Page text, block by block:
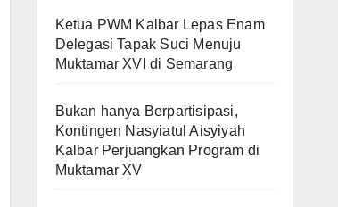
Ketua PWM Kalbar Lepas Enam
Delegasi Tapak Suci Menuju
Muktamar XVI di Semarang
Bukan hanya Berpartisipasi,
Kontingen Nasyiatul Aisyiyah
Kalbar Perjuangkan Program di
Muktamar XV